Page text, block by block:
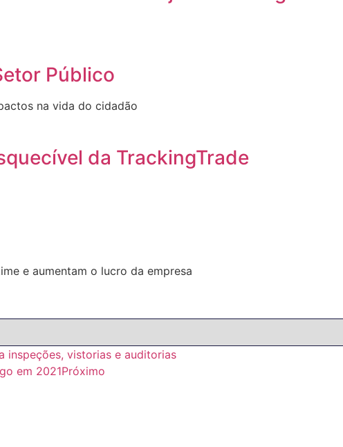
Público
na vida do cidadão
da TrackingTrade
e aumentam o lucro da empresa
vistorias e auditorias
em 2021Próximo